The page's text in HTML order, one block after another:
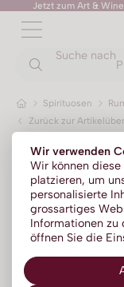
Wir verwenden
Wir können
platzieren, um
personalisierte
grossartiges
Informationen zu
öffnen Sie die
Jetzt zum Art &
Suche nach
Spirituosen
Zurück zur
ZURÜCK
Rotweine
Weissweine
Roséweine
Dessertweine
Fine Wines
Südweine
ZURÜCK
Champagner
Prosecco
Franciacorta
Sparkling
Méthode traditionelle
ZURÜCK
No Alc - Sparkling
No Alc - Stillwein
No Alc - Aperitif
No Alc - RTD
Low Alc - Sparkling
Low Alc - Stillwein
ZURÜCK
Sommer-Sale
ZURÜCK
Senza Parole
Kylie Minogue Wines
Elton John Zero
AZZERIO
Tosone
Mavrio